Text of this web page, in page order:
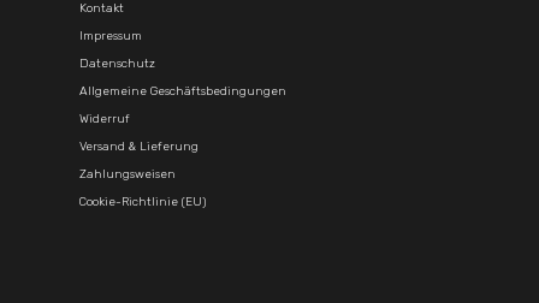
Kontakt
Impressum
Datenschutz
Allgemeine Geschäftsbedingungen
Widerruf
Versand & Lieferung
Zahlungsweisen
Cookie-Richtlinie (EU)